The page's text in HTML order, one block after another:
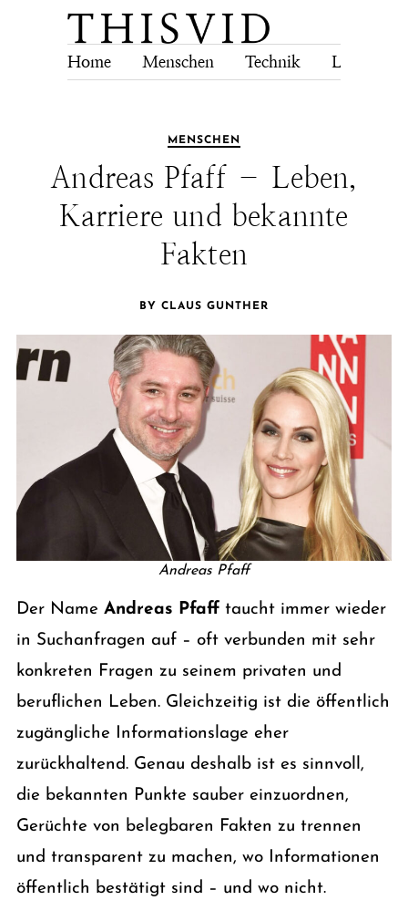
Home Menschen Technik Lebensstil
MENSCHEN
Andreas Pfaff – Leben,
Karriere und bekannte
Fakten
BY CLAUS GUNTHER
Andreas Pfaff
Der Name Andreas Pfafftaucht immer wieder
in Suchanfragen auf – oft verbunden mit sehr
konkreten Fragen zu seinem privaten und
beruflichen Leben. Gleichzeitig ist die öffentlich
zugängliche Informationslage eher
zurückhaltend. Genau deshalb ist es sinnvoll,
die bekannten Punkte sauber einzuordnen,
Gerüchte von belegbaren Fakten zu trennen
und transparent zu machen, wo Informationen
öffentlich bestätigt sind – und wo nicht.